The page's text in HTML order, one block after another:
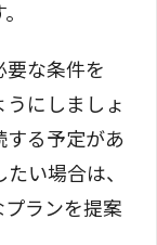
要な条件を
にしましょ
する予定があ
い場合は、
ランを提案